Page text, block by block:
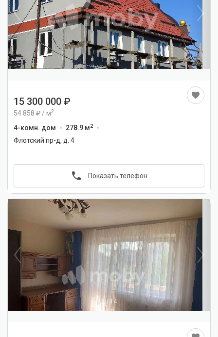
1/22
15 300 000
54 858 / м2
4-комн. дом 278.9 м2
Флотский пр-д, д. 4
Показать телефон
1/ 14